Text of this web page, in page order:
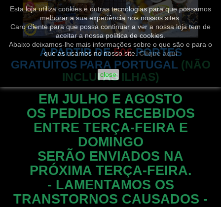
Esta loja utiliza cookies e outras tecnologias para que possamos
melhorar a sua experiência nos nossos sites.
Caro cliente para que possa continuar a ver a nossa loja tem de
aceitar a nossa política de cookies.
Abaixo deixamos-lhe mais informações sobre o que são e para o
que as usamos no nosso site.Clique aqui
close
A PARTIR DE 50€ PORTES
GRATUITOS PARA PORTUGAL (NÃO
INCLUI AS ILHAS)
EM JULHO E AGOSTO
OS PEDIDOS RECEBIDOS
ENTRE TERÇA-FEIRA E
DOMINGO
SERÃO ENVIADOS NA
PRÓXIMA TERÇA-FEIRA.
- LAMENTAMOS OS
TRANSTORNOS CAUSADOS -